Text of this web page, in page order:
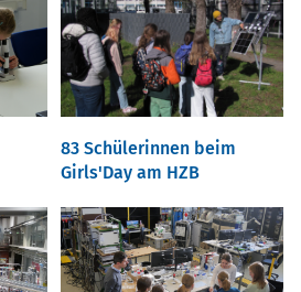
83 Schülerinnen beim
Girls'Day am HZB